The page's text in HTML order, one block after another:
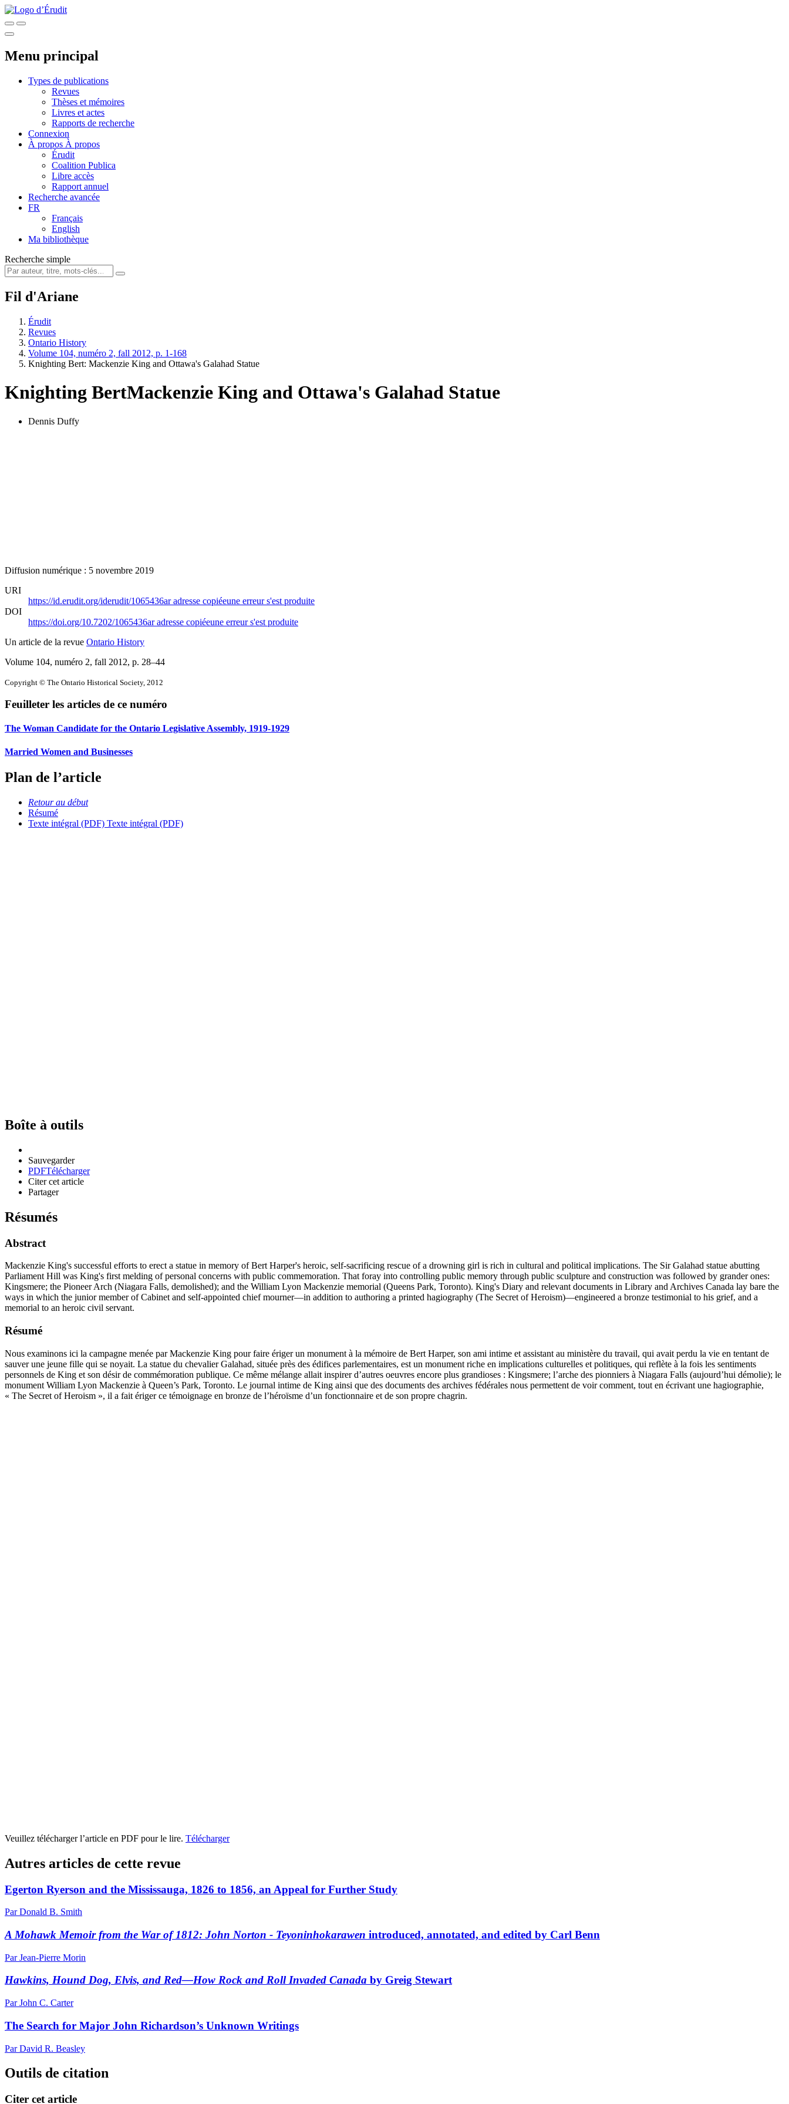
Menu principal
Types de publications
Revues
Thèses et mémoires
Livres et actes
Rapports de recherche
Connexion
À propos À propos
Érudit
Coalition Publica
Libre accès
Rapport annuel
Recherche avancée
FR
Français
English
Ma bibliothèque
Recherche simple
Fil d'Ariane
Érudit
Revues
Ontario History
Volume 104, numéro 2, fall 2012, p. 1-168
Knighting Bert: Mackenzie King and Ottawa's Galahad Statue
Knighting BertMackenzie King and Ottawa's Galahad Statue
Dennis Duffy
Diffusion numérique : 5 novembre 2019
URI
https://id.erudit.org/iderudit/1065436aradresse copiéeune erreur s'est produite
DOI
https://doi.org/10.7202/1065436aradresse copiéeune erreur s'est produite
Un article de la revue Ontario History
Volume 104, numéro 2, fall 2012, p. 28–44
Copyright © The Ontario Historical Society, 2012
Feuilleter les articles de ce numéro
The Woman Candidate for the Ontario Legislative Assembly, 1919-1929
Married Women and Businesses
Plan de l’article
Retour au début
Résumé
Texte intégral (PDF) Texte intégral (PDF)
Boîte à outils
Sauvegarder
PDFTélécharger
Citer cet article
Partager
Résumés
Abstract
Mackenzie King's successful efforts to erect a statue in memory of Bert Harper's heroic, self-sacrificing rescue of a drowning girl is rich in cultural and political implications. The Sir Galahad statue abutting
Parliament Hill was King's first melding of personal concerns with public commemoration. That foray into controlling public memory through public sculpture and construction was followed by grander ones:
Kingsmere; the Pioneer Arch (Niagara Falls, demolished); and the William Lyon Mackenzie memorial (Queens Park, Toronto). King's Diary and relevant documents in Library and Archives Canada lay bare the
ways in which the junior member of Cabinet and self-appointed chief mourner—in addition to authoring a printed hagiography (The Secret of Heroism)—engineered a bronze testimonial to his grief, and a
memorial to an heroic civil servant.
Résumé
Nous examinons ici la campagne menée par Mackenzie King pour faire ériger un monument à la mémoire de Bert Harper, son ami intime et assistant au ministère du travail, qui avait perdu la vie en tentant de
sauver une jeune fille qui se noyait. La statue du chevalier Galahad, située près des édifices parlementaires, est un monument riche en implications culturelles et politiques, qui reflète à la fois les sentiments
personnels de King et son désir de commémoration publique. Ce même mélange allait inspirer d’autres oeuvres encore plus grandioses : Kingsmere; l’arche des pionniers à Niagara Falls (aujourd’hui démolie); le
monument William Lyon Mackenzie à Queen’s Park, Toronto. Le journal intime de King ainsi que des documents des archives fédérales nous permettent de voir comment, tout en écrivant une hagiographie,
« The Secret of Heroism », il a fait ériger ce témoignage en bronze de l’héroïsme d’un fonctionnaire et de son propre chagrin.
Veuillez télécharger l’article en PDF pour le lire. Télécharger
Autres articles de cette revue
Egerton Ryerson and the Mississauga, 1826 to 1856, an Appeal for Further Study
Par Donald B. Smith
A Mohawk Memoir from the War of 1812: John Norton - Teyoninhokarawen introduced, annotated, and edited by Carl Benn
Par Jean-Pierre Morin
Hawkins, Hound Dog, Elvis, and Red—How Rock and Roll Invaded Canada by Greig Stewart
Par John C. Carter
The Search for Major John Richardson’s Unknown Writings
Par David R. Beasley
Outils de citation
Citer cet article